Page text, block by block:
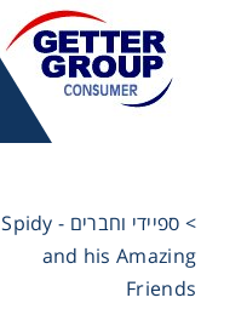
> ספיידי וחברים - Spidy
and his Amazing
Friends